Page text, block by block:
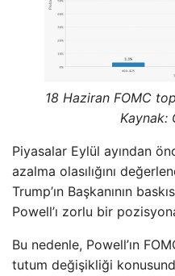
18 Haziran FOMC
Kaynak:
Piyasalar Eylül ayından
azalma olasılığını
Trump’ın Başkanının
Powell’ı zorlu bir
Bu nedenle, Powell’ın
tutum değişikliği